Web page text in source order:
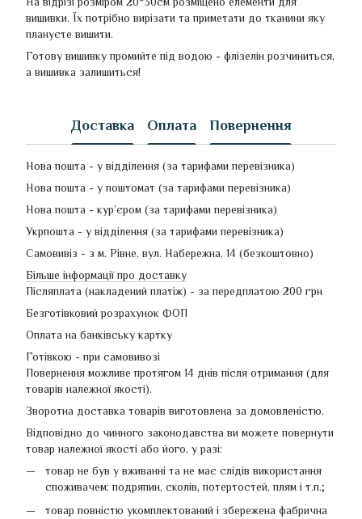
вишивки. Їх потрібно вирізати та приметати до тканини яку
плануєте вишити.
Готову вишивку промийте під водою - флізелін розчиниться,
а вишивка залишиться!
Доставка Оплата Повернення
Нова пошта - у відділення (за тарифами перевізника)
Нова пошта - у поштомат (за тарифами перевізника)
Нова пошта - кур’єром (за тарифами перевізника)
Укрпошта - у відділення (за тарифами перевізника)
Самовивіз - з м. Рівне, вул. Набережна, 14 (безкоштовно)
Більше інформації про доставку
Післяплата (накладений платіж) - за передплатою 200 грн
Безготівковий розрахунок ФОП
Оплата на банківську картку
Готівкою - при самовивозі
Повернення можливе протягом 14 днів після отримання (для
товарів належної якості).
Зворотна доставка товарів виготовлена ​​за домовленістю.
Відповідно до чинного законодавства ви можете повернути
товар належної якості або його, у разі:
товар не був у вживанні та не має слідів використання
споживачем: подряпин, сколів, потертостей, плям і т.п.;
товар повністю укомплектований і збережена фабрична